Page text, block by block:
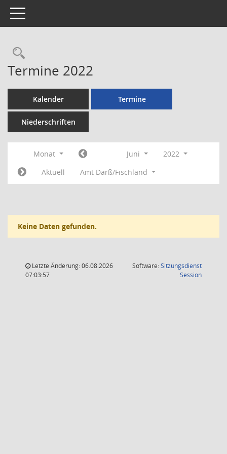
Toggle navigation
Rechercheauswahl
Termine 2022
Kalender Termine
Niederschriften
Monat Juni
2022
Aktuell
Amt Darß/Fischland
Keine Daten gefunden.
Letzte Änderung: 06.08.2026
07:03:57
Software:Sitzungsdienst
Session(Wird in